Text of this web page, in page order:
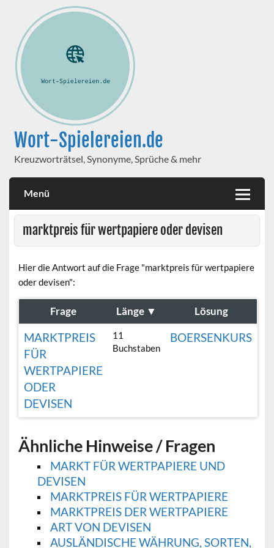
Wort-Spielereien.de
Kreuzworträtsel, Synonyme, Sprüche & mehr
Menü
marktpreis für wertpapiere oder devisen
Hier die Antwort auf die Frage "marktpreis für wertpapiere
oder devisen":
Frage Länge ▼ Lösung
MARKTPREIS
FÜR
WERTPAPIERE
ODER
DEVISEN
11
Buchstaben
BOERSENKURS
Ähnliche Hinweise / Fragen
MARKT FÜR WERTPAPIERE UND
DEVISEN
MARKTPREIS FÜR WERTPAPIERE
MARKTPREIS DER WERTPAPIERE
ART VON DEVISEN
AUSLÄNDISCHE WÄHRUNG, SORTEN,